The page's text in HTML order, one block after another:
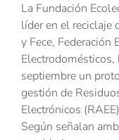
La Fundación
líder en el reciclaje
y Fece, Federación
septiembre un
gestión de
Electrónicos
Según señalan